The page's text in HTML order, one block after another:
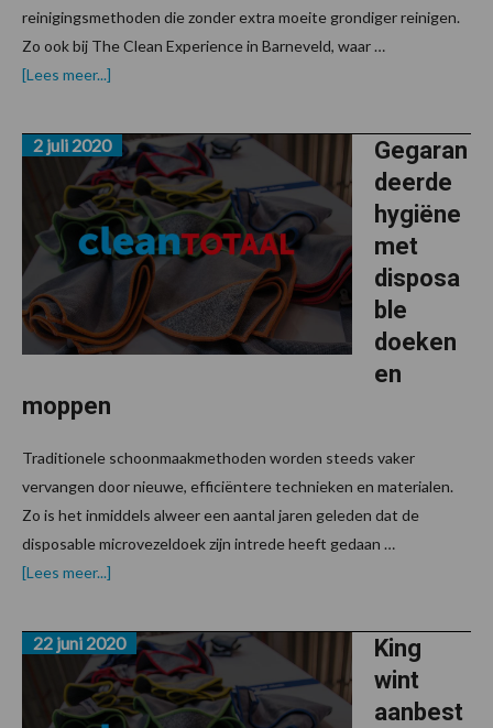
reinigingsmethoden die zonder extra moeite grondiger reinigen.
Zo ook bij The Clean Experience in Barneveld, waar …
[Lees meer...]
Gegaran
deerde
hygiëne
met
disposa
ble
doeken
en
moppen
2 juli 2020
Traditionele schoonmaakmethoden worden steeds vaker
vervangen door nieuwe, efficiëntere technieken en materialen.
Zo is het inmiddels alweer een aantal jaren geleden dat de
disposable microvezeldoek zijn intrede heeft gedaan …
[Lees meer...]
doeken
en
moppen
King
wint
aanbest
22 juni 2020